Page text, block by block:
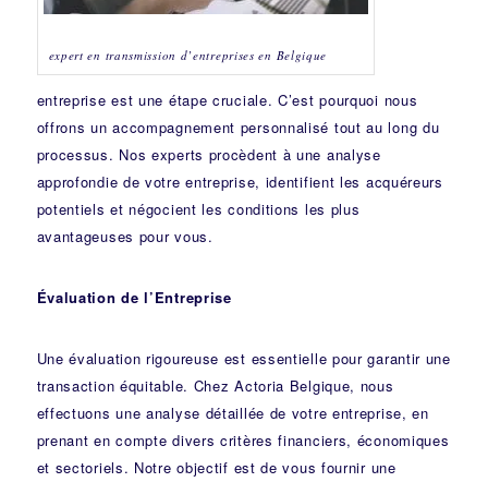
expert en transmission d’entreprises en Belgique
entreprise est une étape cruciale. C’est pourquoi nous
offrons un accompagnement personnalisé tout au long du
processus. Nos experts procèdent à une analyse
approfondie de votre entreprise, identifient les acquéreurs
potentiels et négocient les conditions les plus
avantageuses pour vous.
Évaluation de l’Entreprise
Une évaluation rigoureuse est essentielle pour garantir une
transaction équitable. Chez Actoria Belgique, nous
effectuons une analyse détaillée de votre entreprise, en
prenant en compte divers critères financiers, économiques
et sectoriels. Notre objectif est de vous fournir une